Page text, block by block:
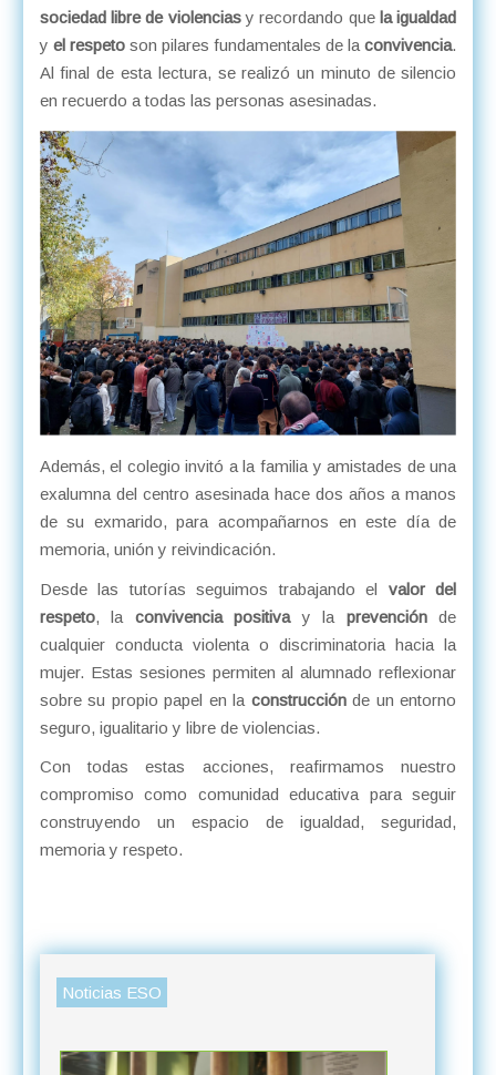
sociedad libre de violenciasy recordando que la igualdad
y el respetoson pilares fundamentales de laconvivencia.
Al final de esta lectura, se realizó un minuto de silencio
en recuerdo a todas las personas asesinadas.
Además, el colegio invitó a la familia y amistades de una
exalumna del centro asesinada hace dos años a manos
de su exmarido, para acompañarnos en este día de
memoria, unión y reivindicación.
Desde las tutorías seguimos trabajando el valor del
respeto, la convivencia positivay la prevenciónde
cualquier conducta violenta o discriminatoria hacia la
mujer. Estas sesiones permiten al alumnado reflexionar
sobre su propio papel en la construcciónde un entorno
seguro, igualitario y libre de violencias.
Con todas estas acciones, reafirmamos nuestro
compromiso como comunidad educativa para seguir
construyendo un espacio de igualdad, seguridad,
memoria y respeto.
Noticias ESO